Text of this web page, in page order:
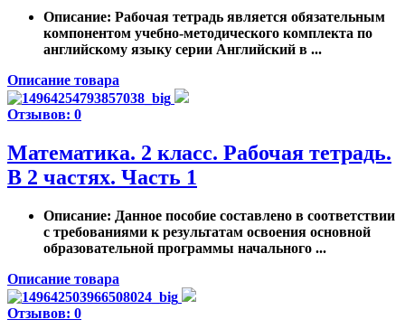
Описание: Рабочая тетрадь является обязательным
компонентом учебно-методического комплекта по
английскому языку серии Английский в ...
Описание товара
Отзывов: 0
Математика. 2 класс. Рабочая тетрадь.
В 2 частях. Часть 1
Описание: Данное пособие составлено в соответствии
с требованиями к результатам освоения основной
образовательной программы начального ...
Описание товара
Отзывов: 0